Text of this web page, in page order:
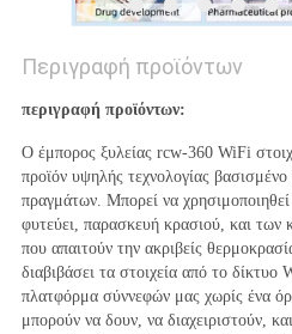
Περιγραφή προϊόντων
περιγραφή προϊόντων:
Ο έμπορος ξυλείας rcw-360 WiFi
προϊόν υψηλής τεχνολογίας βασισμένο
πραγμάτων. Μπορεί να
φυτεύει, παρασκευή κρασιού, και των
που απαιτούν την ακριβείς
διαβιβάσει τα στοιχεία από το
πλατφόρμα σύννεφών μας χωρίς ένα
μπορούν να δουν, να διαχειριστούν,